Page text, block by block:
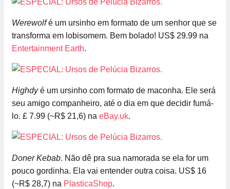
Werewolfé um ursinho em formato de um senhor que se
transforma em lobisomem. Bem bolado! US$ 29.99 na
Entertainment Earth.
Highdyé um ursinho com formato de maconha. Ele será
seu amigo companheiro, até o dia em que decidir fumá-
lo. £ 7.99 (~R$ 21,6) na eBay.uk.
Doner Kebab. Não dê pra sua namorada se ela for um
pouco gordinha. Ela vai entender outra coisa. US$ 16
(~R$ 28,7) na PlasticaShop.